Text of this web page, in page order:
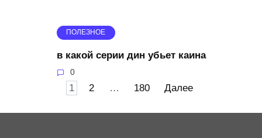
ПОЛЕЗНОЕ
в какой серии дин убьет каина
0
1 2 … 180 Далее